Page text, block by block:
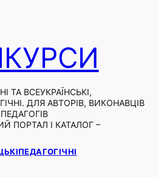
ТА ВСЕУКРАЇНСЬКІ,
ДЛЯ АВТОРІВ, ВИКОНАВЦІВ
ПЕДАГОГІВ
ПОРТАЛ І КАТАЛОГ –
ПЕДАГОГІЧНІ